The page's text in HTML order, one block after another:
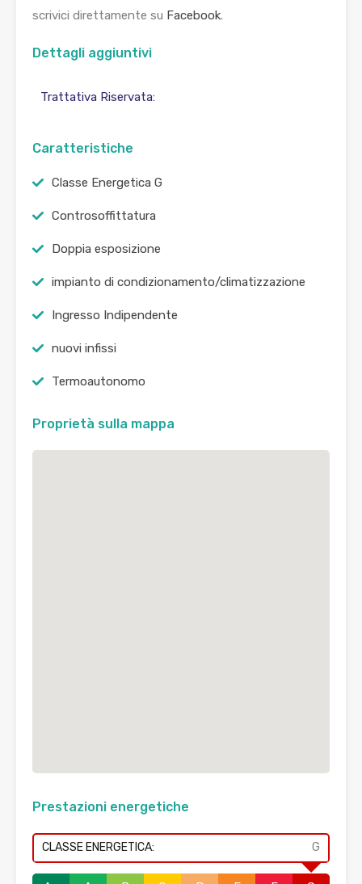
scrivici direttamente su Facebook.
Dettagli aggiuntivi
Trattativa Riservata:
Caratteristiche
Classe Energetica G
Controsoffittatura
Doppia esposizione
impianto di condizionamento/climatizzazione
Ingresso Indipendente
nuovi infissi
Termoautonomo
Proprietà sulla mappa
Prestazioni energetiche
CLASSE ENERGETICA: G